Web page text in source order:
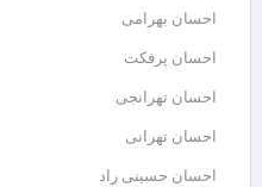
احسان بهرامی
احسان پرفکت
احسان تهرانجی
احسان تهرانی
احسان حسینی راد